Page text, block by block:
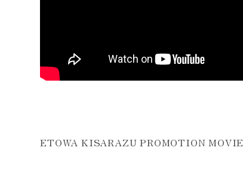
ETOWA KISARAZU PROMOTION MOVIE